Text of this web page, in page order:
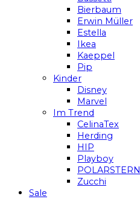
Bierbaum
Erwin Müller
Estella
Ikea
Kaeppel
Pip
Kinder
Disney
Marvel
Im Trend
CelinaTex
Herding
HIP
Playboy
POLARSTERN
Zucchi
Sale